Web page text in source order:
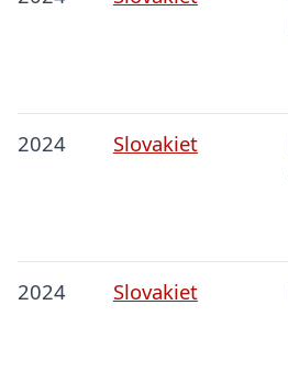
2024 Slovakiet
2024 Slovakiet